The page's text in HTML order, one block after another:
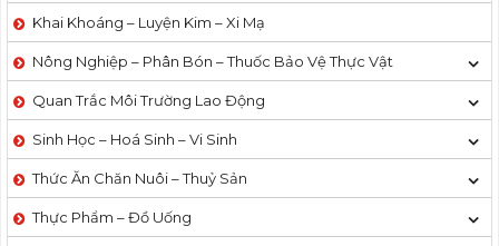
Khai Khoáng – Luyện Kim – Xi Mạ
Nông Nghiệp – Phân Bón – Thuốc Bảo Vệ Thực Vật
Quan Trắc Môi Trường Lao Động
Sinh Học – Hoá Sinh – Vi Sinh
Thức Ăn Chăn Nuôi – Thuỷ Sản
Thực Phẩm – Đồ Uống